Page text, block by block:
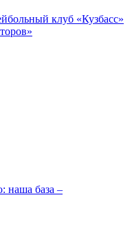
клуб «Кузбасс»
наша база –